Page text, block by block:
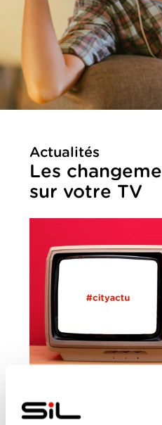
Actualités
Les
sur votre TV